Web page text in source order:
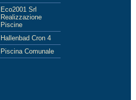
Eco2001 Srl
Realizzazione
Piscine
Hallenbad Cron 4
Piscina Comunale